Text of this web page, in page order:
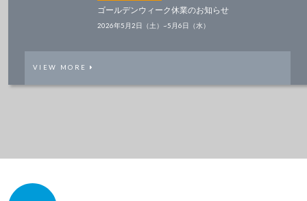
ゴールデンウィーク休業のお知らせ
2026年5月2日（土）~5月6日（水）
VIEW MORE